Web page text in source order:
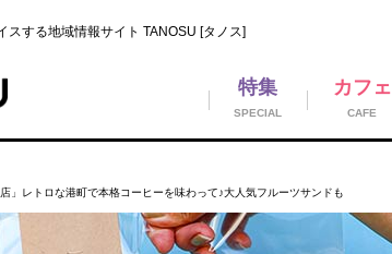
スする地域情報サイト TANOSU [タノス]
カフェ
CAFE
特集
SPECIAL
店」レトロな港町で本格コーヒーを味わって♪大人気フルーツサンドも